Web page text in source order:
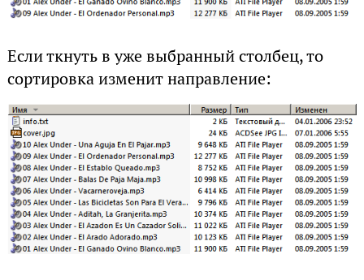
Если ткнуть в уже выбранный столбец, то
сортировка изменит направление: